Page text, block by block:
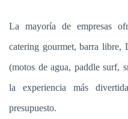
La mayoría de empresas
catering gourmet, barra libre,
(motos de agua, paddle surf,
la experiencia más
presupuesto.